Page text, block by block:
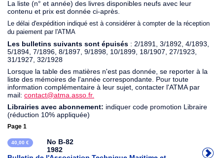
La liste (n° et année) des livres disponibles neufs avec leur
contenu et prix est donnée ci-après.
Le délai d'expédition indiqué est à considérer à compter de la réception
du paiement par l'ATMA
Les bulletins suivants sont épuisés : 2/1891, 3/1892, 4/1893,
5/1894, 7/1896, 8/1897, 9/1898, 10/1899, 18/1907, 27/1923,
31/1927, 32/1928
Lorsque la table des matières n'est pas donnée, se reporter à la
liste des mémoires de l'année correspondante. Pour toute
information complémentaire à leur sujet, contacter l'ATMA par
mail: contact@atma.asso.fr.
Librairies avec abonnement: indiquer code promotion Libraire
(réduction 10% appliquée)
Page 1
40,00 €
No B-82
1982